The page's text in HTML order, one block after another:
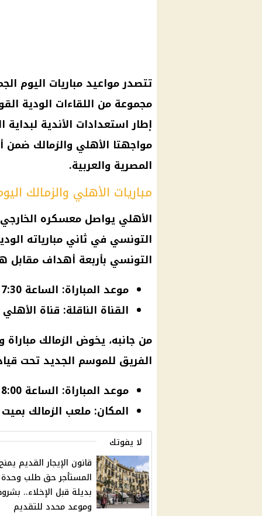
مجموعة من اللقاءات الودية
مواجهتا الأهلي والزمالك ضمن
المصرية والعربية.
مباريات الأهلي والزمالك اليوم الجمعة
الأهلي يواصل معسكره
التونسي في ثاني مبارياته
التونسي بأربعة أهداف
موعد المباراة: الساعة 7:30 مساءً
القناة الناقلة: قناة الأهلي
من جانبه، يخوض الزمالك
الفريق للموسم الجديد تحت
موعد المباراة: الساعة 8:00 مساءً
المكان: ملعب الزمالك
لا يفوتك
قانون الإيجار القديم
المستأجر حق طلب وحدة
بديلة قبل الإخلاء..
وموعد محدد للتقديم